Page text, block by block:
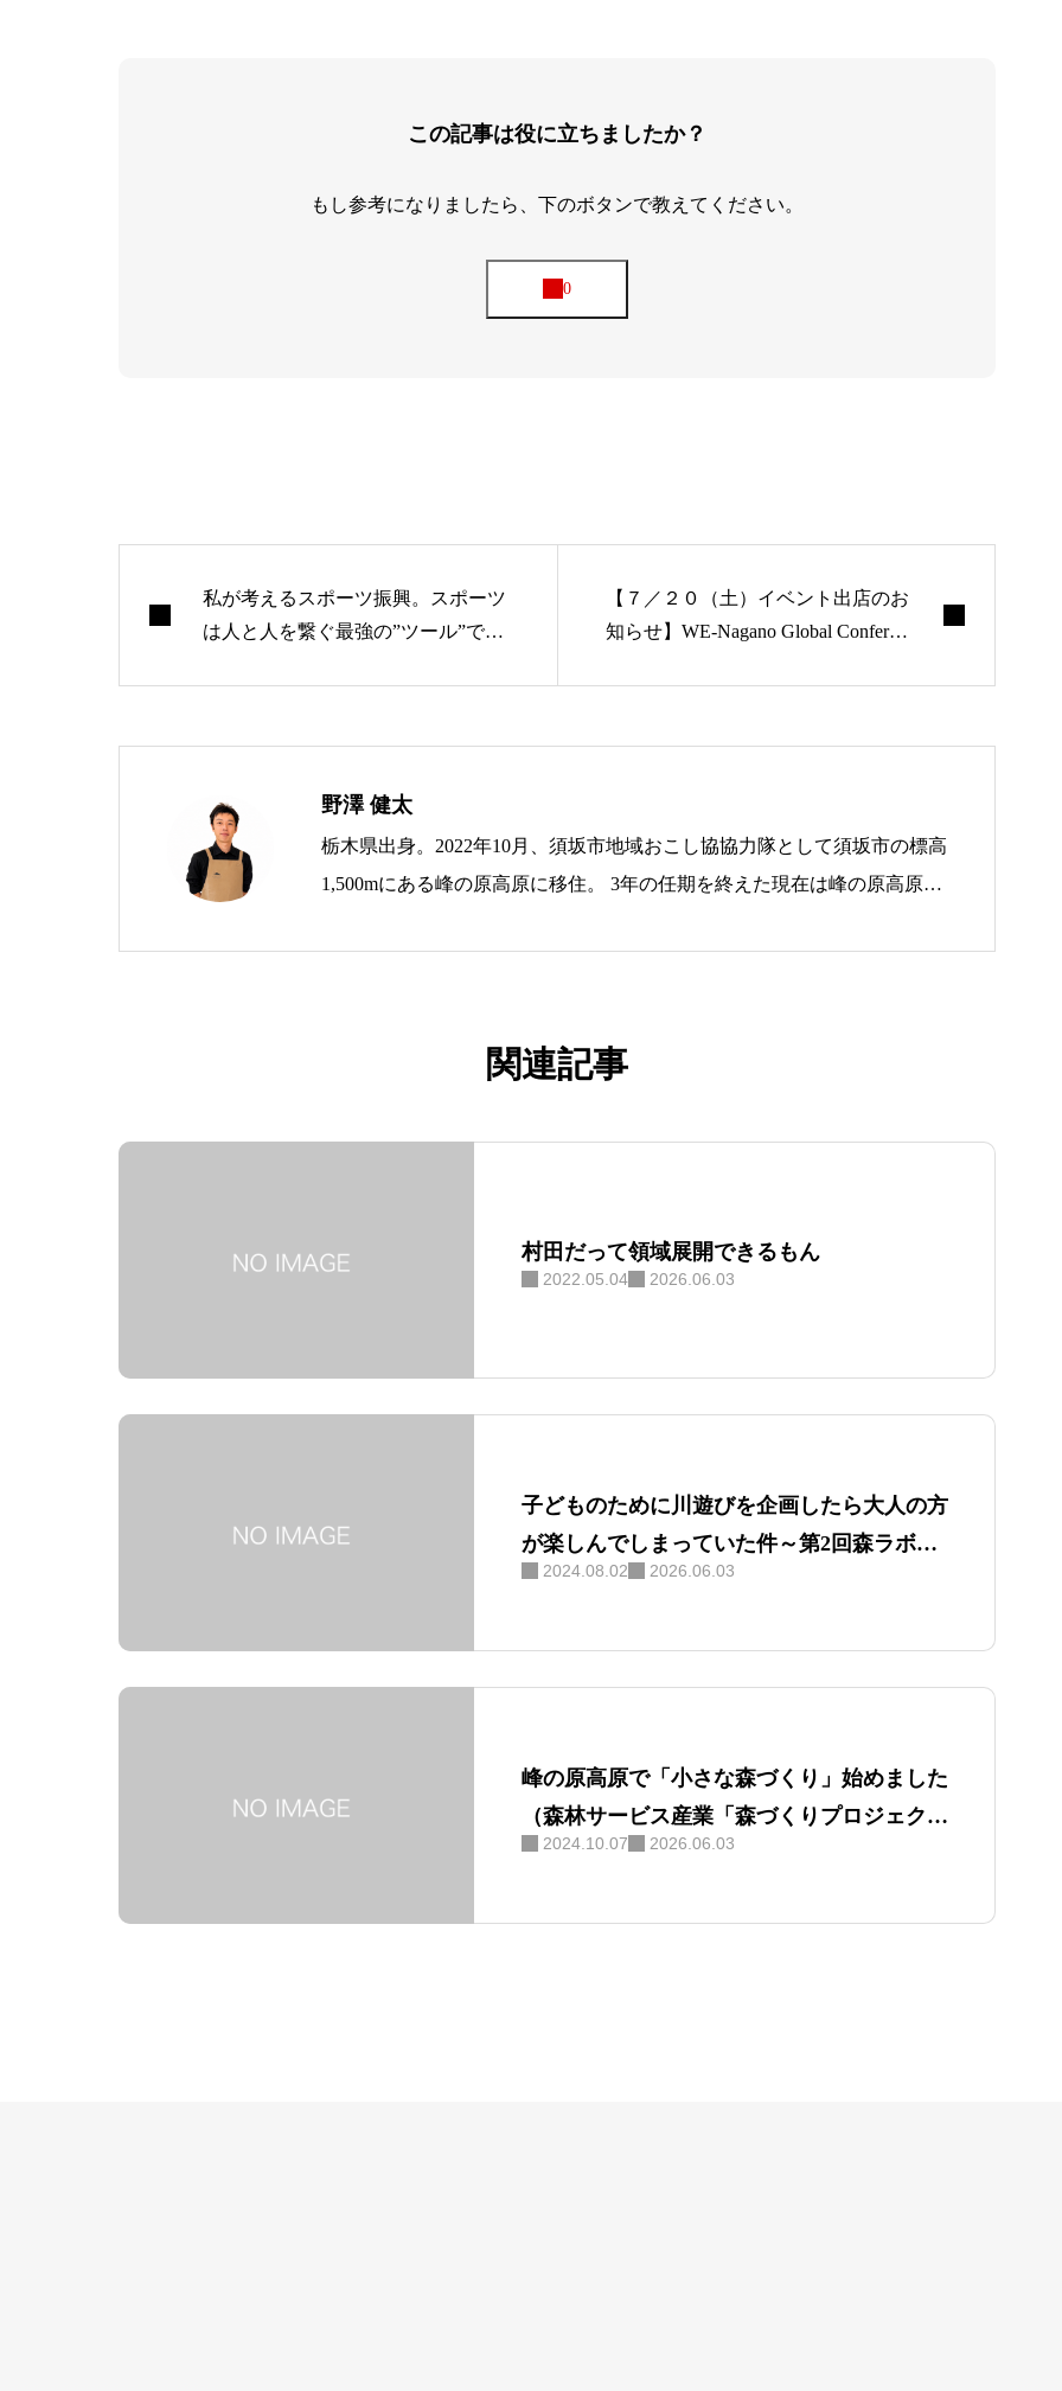
お知らせ
この記事は役に立ちましたか？
もし参考になりましたら、下のボタンで教えてください。
私が考えるスポーツ振興。スポーツ
は人と人を繋ぐ最強の”ツール”であ
【７／２０（土）イベント出店のお
知らせ】WE-Nagano Global Conferen
野澤 健太
栃木県出身。2022年10月、須坂市地域おこし協協力隊として須坂市の標高
1,500mにある峰の原高原に移住。 3年の任期を終えた現在は峰の原高原を
関連記事
村田だって領域展開できるもん
2022.05.04 2026.06.03
子どものために川遊びを企画したら大人の方
が楽しんでしまっていた件～第2回森ラボ
「森×触る」開催報告～
2024.08.02 2026.06.03
峰の原高原で「小さな森づくり」始めました
（森林サービス産業「森づくりプロジェク
ト」）
2024.10.07 2026.06.03